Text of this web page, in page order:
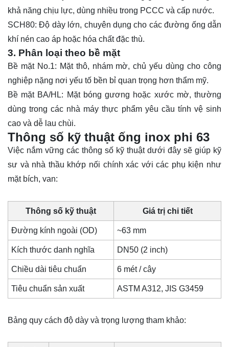
khả năng chịu lực, dùng nhiều trong PCCC và cấp nước.
SCH80: Độ dày lớn, chuyên dụng cho các đường ống dẫn
khí nén cao áp hoặc hóa chất đặc thù.
3. Phân loại theo bề mặt
Bề mặt No.1: Mặt thô, nhám mờ, chủ yếu dùng cho công
nghiệp nặng nơi yếu tố bền bỉ quan trọng hơn thẩm mỹ.
Bề mặt BA/HL: Mặt bóng gương hoặc xước mờ, thường
dùng trong các nhà máy thực phẩm yêu cầu tính vệ sinh
cao và dễ lau chùi.
Thông số kỹ thuật ống inox phi 63
Việc nắm vững các thông số kỹ thuật dưới đây sẽ giúp kỹ
sư và nhà thầu khớp nối chính xác với các phụ kiện như
mặt bích, van:
Thông số kỹ thuật Giá trị chi tiết
Đường kính ngoài (OD) ~63 mm
Kích thước danh nghĩa DN50 (2 inch)
Chiều dài tiêu chuẩn 6 mét / cây
Tiêu chuẩn sản xuất ASTM A312, JIS G3459
Bảng quy cách độ dày và trọng lượng tham khảo: